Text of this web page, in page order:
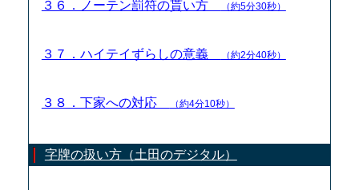
３６．ノーテン罰符の貰い方 （約5分30秒）
３７．ハイテイずらしの意義 （約2分40秒）
３８．下家への対応 （約4分10秒）
字牌の扱い方（土田のデジタル）